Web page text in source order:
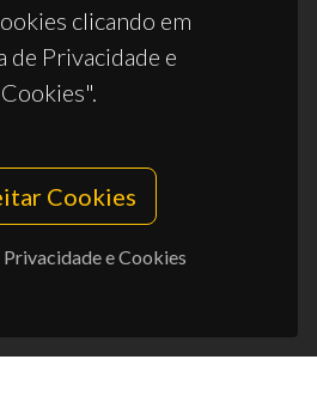
clicando em
de Privacidade e
Cookies".
Cookies
e Cookies